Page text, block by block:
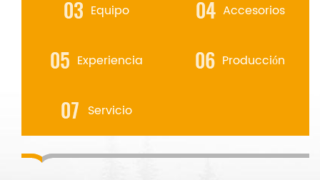
Equipo Accesorios
Experiencia Producción
Servicio